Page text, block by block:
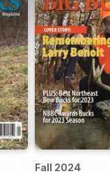
Fall 2024